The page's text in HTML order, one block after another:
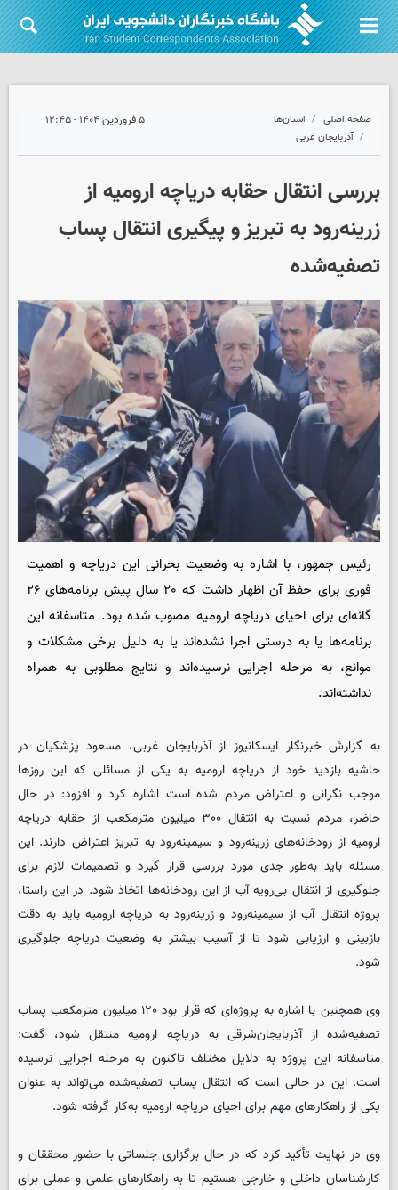
صفحه اصلی
استان‌ها
آذربایجان غربی
۵ فروردین ۱۴۰۴ - ۱۲:۴۵
بررسی انتقال حقابه دریاچه ارومیه از
زرینه‌رود به تبریز و پیگیری انتقال پساب
تصفیه‌شده
رئیس جمهور، با اشاره به وضعیت بحرانی این دریاچه و اهمیت
فوری برای حفظ آن اظهار داشت که ۲۰ سال پیش برنامه‌های ۲۶
گانه‌ای برای احیای دریاچه ارومیه مصوب شده بود. متاسفانه این
برنامه‌ها یا به درستی اجرا نشده‌اند یا به دلیل برخی مشکلات و
موانع، به مرحله اجرایی نرسیده‌اند و نتایج مطلوبی به همراه
نداشته‌اند.
به گزارش خبرنگار ایسکانیوز از آذربایجان غربی، مسعود پزشکیان در
حاشیه بازدید خود از دریاچه ارومیه به یکی از مسائلی که این روزها
موجب نگرانی و اعتراض مردم شده است اشاره کرد و افزود: در حال
حاضر، مردم نسبت به انتقال ۳۰۰ میلیون مترمکعب از حقابه دریاچه
ارومیه از رودخانه‌های زرینه‌رود و سیمینه‌رود به تبریز اعتراض دارند. این
مسئله باید به‌طور جدی مورد بررسی قرار گیرد و تصمیمات لازم برای
جلوگیری از انتقال بی‌رویه آب از این رودخانه‌ها اتخاذ شود. در این راستا،
پروژه انتقال آب از سیمینه‌رود و زرینه‌رود به دریاچه ارومیه باید به دقت
بازبینی و ارزیابی شود تا از آسیب بیشتر به وضعیت دریاچه جلوگیری
شود.
وی همچنین با اشاره به پروژه‌ای که قرار بود ۱۲۰ میلیون مترمکعب پساب
تصفیه‌شده از آذربایجان‌شرقی به دریاچه ارومیه منتقل شود، گفت:
متاسفانه این پروژه به دلایل مختلف تاکنون به مرحله اجرایی نرسیده
است. این در حالی است که انتقال پساب تصفیه‌شده می‌تواند به عنوان
یکی از راهکارهای مهم برای احیای دریاچه ارومیه به‌کار گرفته شود.
وی در نهایت تأکید کرد که در حال برگزاری جلساتی با حضور محققان و
کارشناسان داخلی و خارجی هستیم تا به راهکارهای علمی و عملی برای